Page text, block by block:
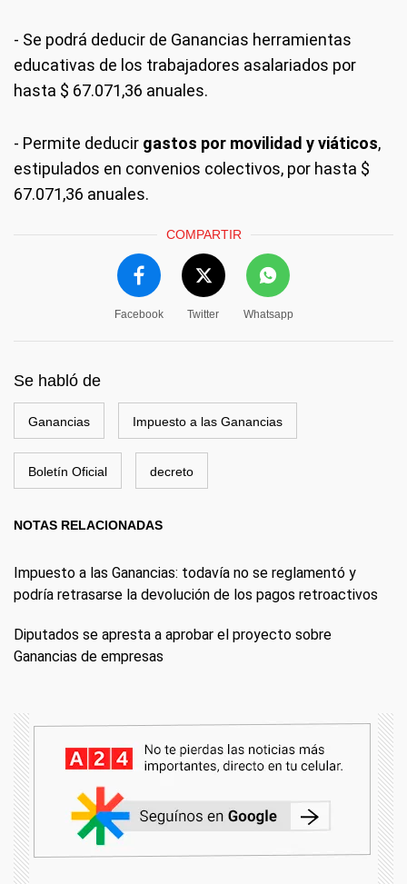
- Se podrá deducir de Ganancias herramientas
educativas de los trabajadores asalariados por
hasta $ 67.071,36 anuales.
- Permite deducir gastos por movilidad y viáticos,
estipulados en convenios colectivos, por hasta $
67.071,36 anuales.
COMPARTIR
Facebook Twitter Whatsapp
Se habló de
Ganancias Impuesto a las Ganancias
Boletín Oficial decreto
NOTAS RELACIONADAS
Impuesto a las Ganancias: todavía no se reglamentó y
podría retrasarse la devolución de los pagos retroactivos
Diputados se apresta a aprobar el proyecto sobre
Ganancias de empresas